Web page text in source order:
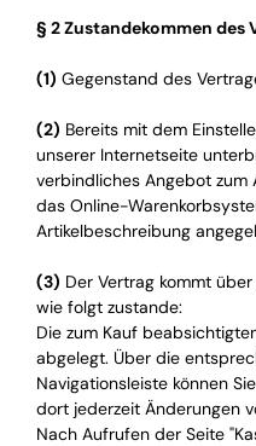
§ 2 Zustandekommen des
(1) Gegenstand des
(2) Bereits mit dem
unserer Internetseite
verbindliches Angebot zum
das Online-
Artikelbeschreibung
(3) Der Vertrag kommt
wie folgt zustande:
Die zum Kauf
abgelegt. Über die
Navigationsleiste können
dort jederzeit Änderungen
Nach Aufrufen der Seite